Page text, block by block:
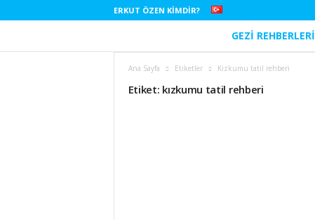
ERKUT ÖZEN KIMDIR?
r
k
GEZI REHBERLERI
Ana Sayfa Etiketler Kızkumu tatil rehberi
Etiket: kızkumu tatil rehberi